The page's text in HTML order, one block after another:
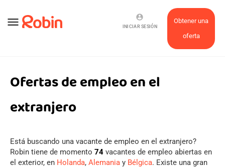
menu
Obtener una
oferta
account_circle
INICIAR SESIÓN
Ofertas de empleo en el
extranjero
Está buscando una vacante de empleo en el extranjero?
Robin tiene de momento 74 vacantes de empleo abiertas en
el exterior, en Holanda, Alemania y Bélgica. Existe una gran